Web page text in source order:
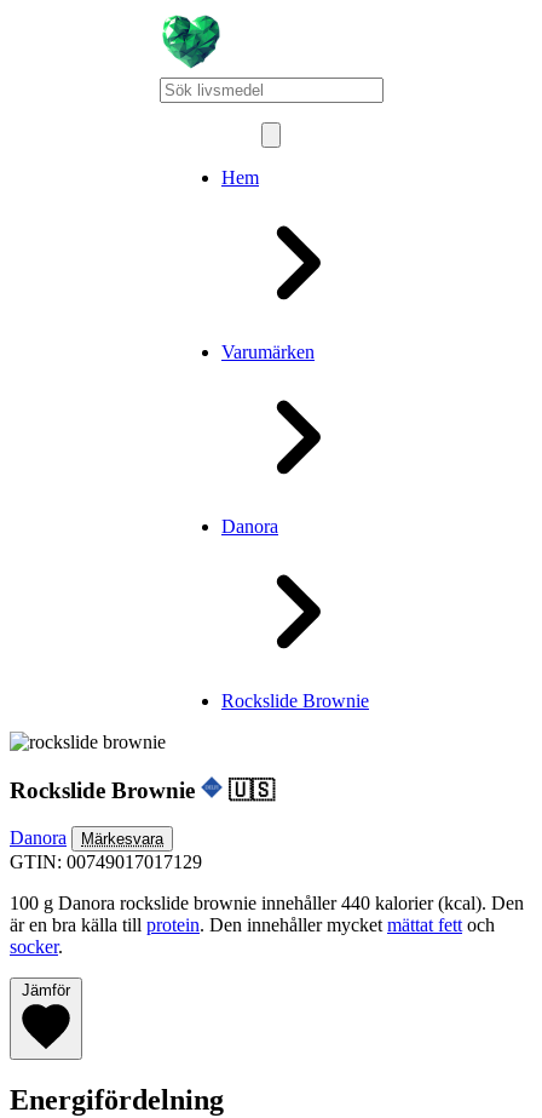
Hem
Varumärken
Danora
Rockslide Brownie
Rockslide Brownie 🇺🇸
Danora Märkesvara
GTIN: 00749017017129
100 g Danora rockslide brownie innehåller 440 kalorier (kcal). Den
är en bra källa till protein. Den innehåller mycketmättat fettoch
socker.
Jämför
Energifördelning